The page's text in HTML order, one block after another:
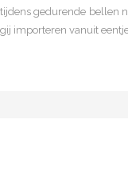
gedurende bellen
importeren vanuit